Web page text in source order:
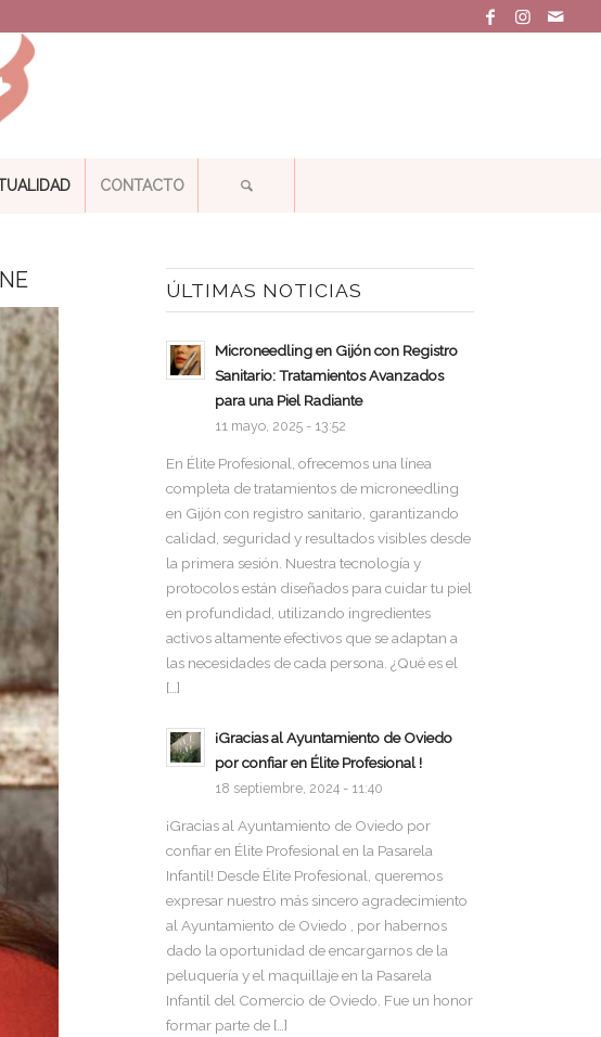
CONTACTO
ÚLTIMAS NOTICIAS
Microneedling en Gijón con Registro
Sanitario: Tratamientos Avanzados
para una Piel Radiante
11 mayo, 2025 - 13:52
En Élite Profesional, ofrecemos una línea
completa de tratamientos de microneedling
en Gijón con registro sanitario, garantizando
calidad, seguridad y resultados visibles desde
la primera sesión. Nuestra tecnología y
protocolos están diseñados para cuidar tu piel
en profundidad, utilizando ingredientes
activos altamente efectivos que se adaptan a
las necesidades de cada persona. ¿Qué es el
[…]
¡Gracias al Ayuntamiento de Oviedo
por confiar en Élite Profesional !
18 septiembre, 2024 - 11:40
¡Gracias al Ayuntamiento de Oviedo por
confiar en Élite Profesional en la Pasarela
Infantil! Desde Élite Profesional, queremos
expresar nuestro más sincero agradecimiento
al Ayuntamiento de Oviedo , por habernos
dado la oportunidad de encargarnos de la
peluquería y el maquillaje en la Pasarela
Infantil del Comercio de Oviedo. Fue un honor
formar parte de […]